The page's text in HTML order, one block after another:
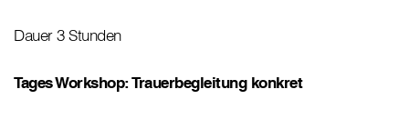
Dauer 3 Stunden
Tages Workshop: Trauerbegleitung konkret